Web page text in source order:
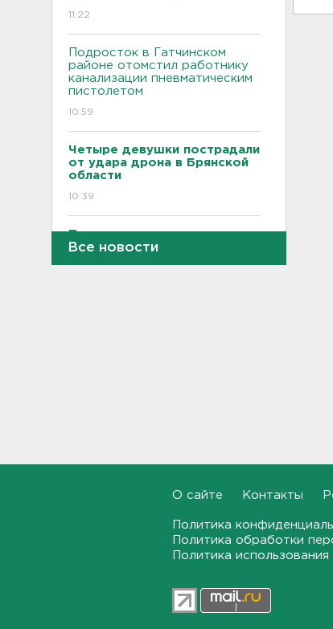
11:22
Подросток в Гатчинском
районе отомстил работнику
канализации пневматическим
пистолетом
10:59
Четыре девушки пострадали
от удара дрона в Брянской
области
10:39
Трое подростков готовили
теракт на объекте
агропредприятия, в
самую массовую атаку
Грозы и жара до +28 ждут
Все новости
О сайте Контакты
Политика
Политика обработки
Политика